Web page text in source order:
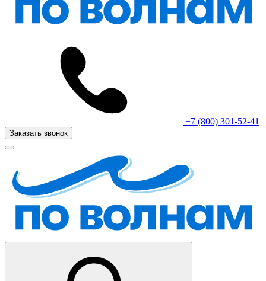
+7 (800) 301-52-41
Заказать звонок